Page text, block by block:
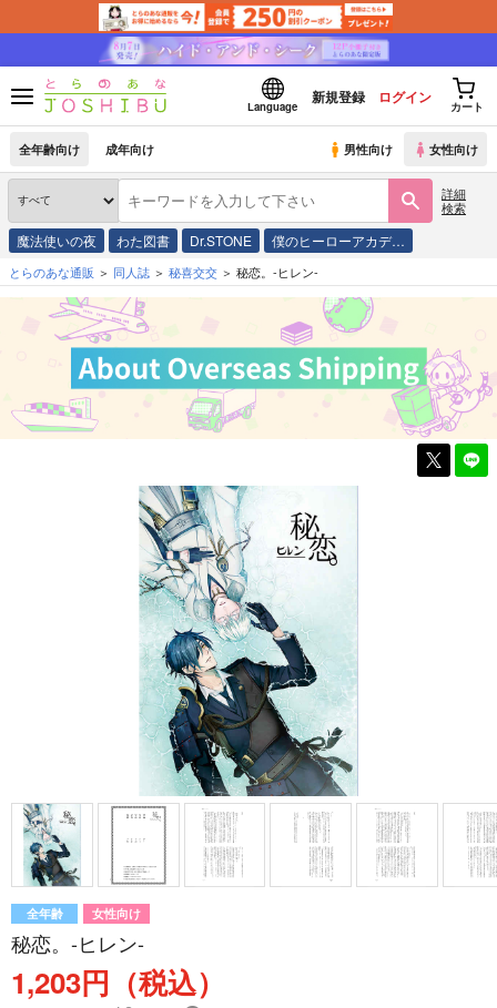
Language
新規登録 ログイン
カート
全年齢向け 成年向け 男性向け 女性向け
詳細
検索
魔法使いの夜 わた図書 Dr.STONE 僕のヒーローアカデ…
とらのあな通販 同人誌 秘喜交交 秘恋。-ヒレン-
全年齢 女性向け
秘恋。-ヒレン-
1,203円（税込）